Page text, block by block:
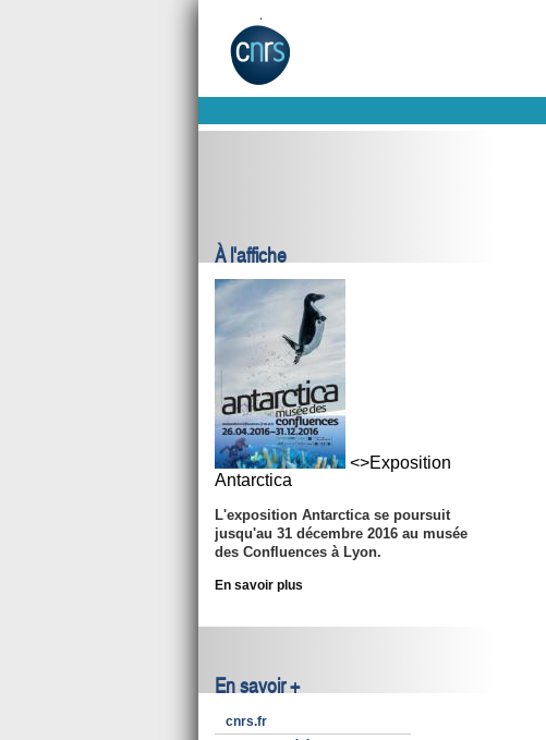
À l'affiche
<>Exposition
Antarctica
L'exposition Antarctica se poursuit
jusqu'au 31 décembre 2016 au musée
des Confluences à Lyon.
En savoir plus
En savoir +
cnrs.fr